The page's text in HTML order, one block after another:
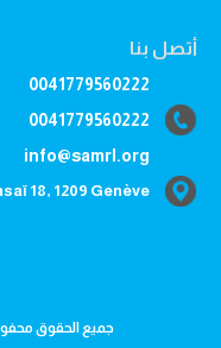
أتصل بنا
0041779560222
0041779560222
info@samrl.org
18, 1209 Genève
جميع الحقوق محفوظة